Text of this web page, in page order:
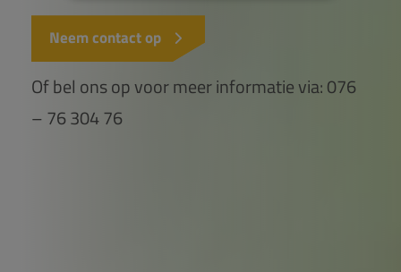
Neem contact op
Of bel ons op voor meer informatie via:076
– 76 304 76